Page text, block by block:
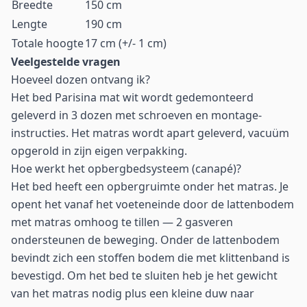
Breedte
150 cm
Lengte
190 cm
Totale hoogte17 cm (+/- 1 cm)
Veelgestelde vragen
Hoeveel dozen ontvang ik?
Het bed Parisina mat wit wordt gedemonteerd
geleverd in 3 dozen met schroeven en montage-
instructies. Het matras wordt apart geleverd, vacuüm
opgerold in zijn eigen verpakking.
Hoe werkt het opbergbedsysteem (canapé)?
Het bed heeft een opbergruimte onder het matras. Je
opent het vanaf het voeteneinde door de lattenbodem
met matras omhoog te tillen — 2 gasveren
ondersteunen de beweging. Onder de lattenbodem
bevindt zich een stoffen bodem die met klittenband is
bevestigd. Om het bed te sluiten heb je het gewicht
van het matras nodig plus een kleine duw naar